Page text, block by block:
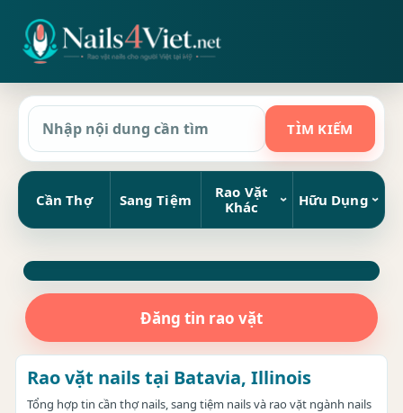
Cần Thợ Sang Tiệm
Rao Vặt
Khác
Hữu Dụng
Đăng tin rao vặt
Rao vặt nails tại Batavia, Illinois
Tổng hợp tin cần thợ nails, sang tiệm nails và rao vặt ngành nails